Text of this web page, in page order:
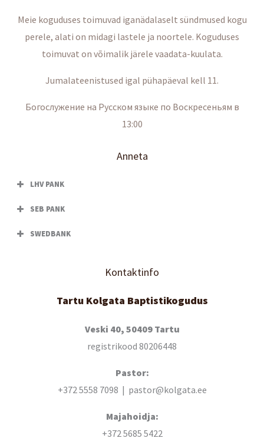
Meie koguduses toimuvad iganädalaselt sündmused kogu
perele, alati on midagi lastele ja noortele. Koguduses
toimuvat on võimalik järele vaadata-kuulata.
Jumalateenistused igal pühapäeval kell 11.
Богослужение на Русском языке по Воскресеньям в
13:00
Anneta
LHV PANK
SEB PANK
SWEDBANK
Kontaktinfo
Tartu Kolgata Baptistikogudus
Veski 40, 50409 Tartu
registrikood 80206448
Pastor:
+372 5558 7098 | pastor@kolgata.ee
Majahoidja:
+372 5685 5422